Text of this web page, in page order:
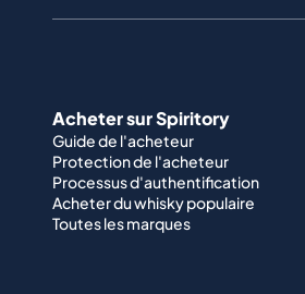
Acheter sur Spiritory
Guide de l'acheteur
Protection de l'acheteur
Processus d'authentification
Acheter du whisky populaire
Toutes les marques